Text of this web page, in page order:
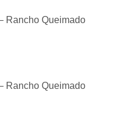
Rancho Queimado
Rancho Queimado